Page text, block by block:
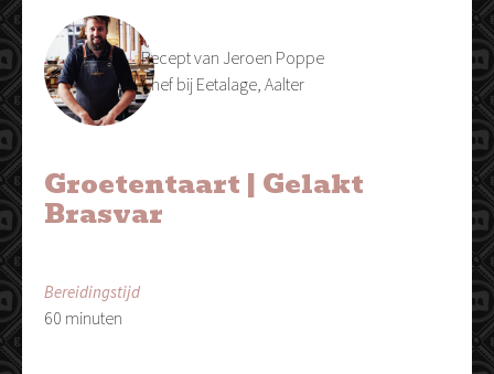
Recept van Jeroen Poppe
Chef bij Eetalage, Aalter
Groetentaart | Gelakt
Brasvar
Bereidingstijd
60 minuten